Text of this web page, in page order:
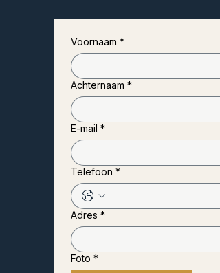
Voornaam *
Achternaam *
E-mail *
Telefoon *
Adres *
Foto *